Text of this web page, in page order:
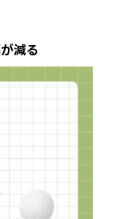
減る